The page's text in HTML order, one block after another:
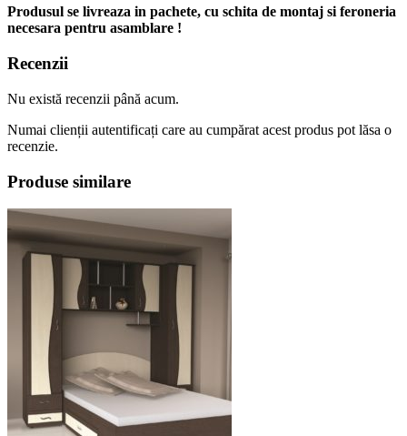
Produsul se livreaza in pachete, cu schita de montaj si feroneria
necesara pentru asamblare !
Recenzii
Nu există recenzii până acum.
Numai clienții autentificați care au cumpărat acest produs pot lăsa o
recenzie.
Produse similare